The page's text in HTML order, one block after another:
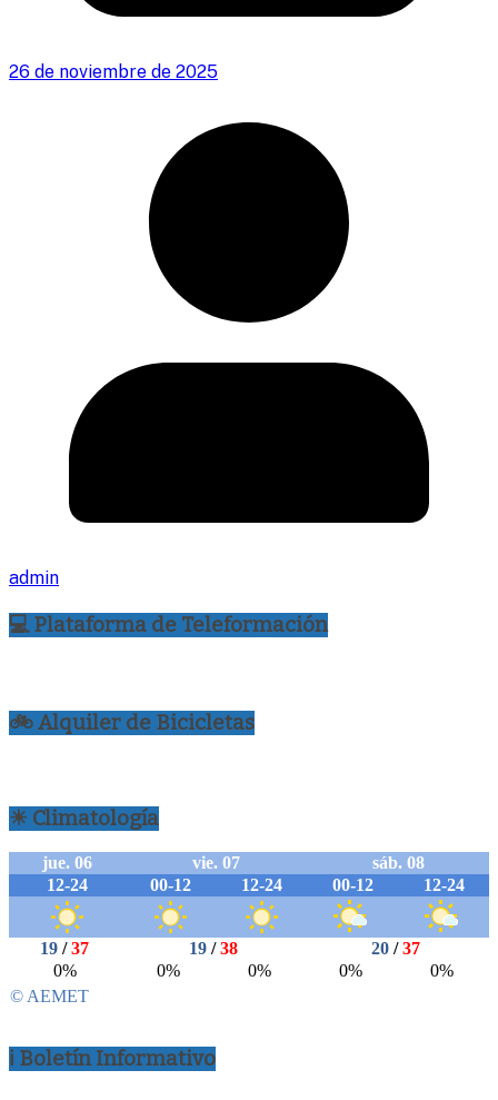
26 de noviembre de 2025
admin
💻 Plataforma de Teleformación
🚲 Alquiler de Bicicletas
☀ Climatología
ℹ Boletín Informativo